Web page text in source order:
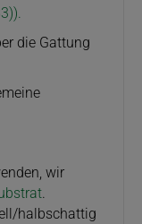
die Gattung
wir
.
halbschattig